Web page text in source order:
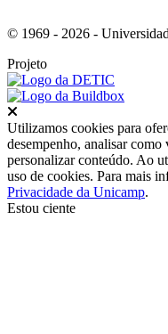
© 1969 - 2026 -
Projeto
Utilizamos cookies para
desempenho, analisar como
personalizar conteúdo. Ao
uso de cookies. Para mais
Privacidade da Unicamp.
Estou ciente